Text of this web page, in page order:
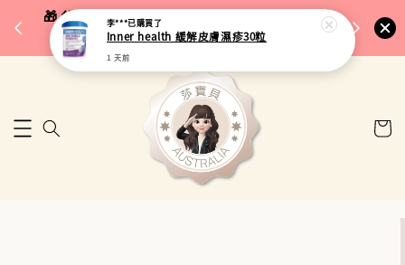
🎁 父親節限定｜全館96折・指定品牌88折｜滿
$5,000再折$100
🚚 台
李***已購買了
Inner health 緩解皮膚濕疹30粒
1 天前